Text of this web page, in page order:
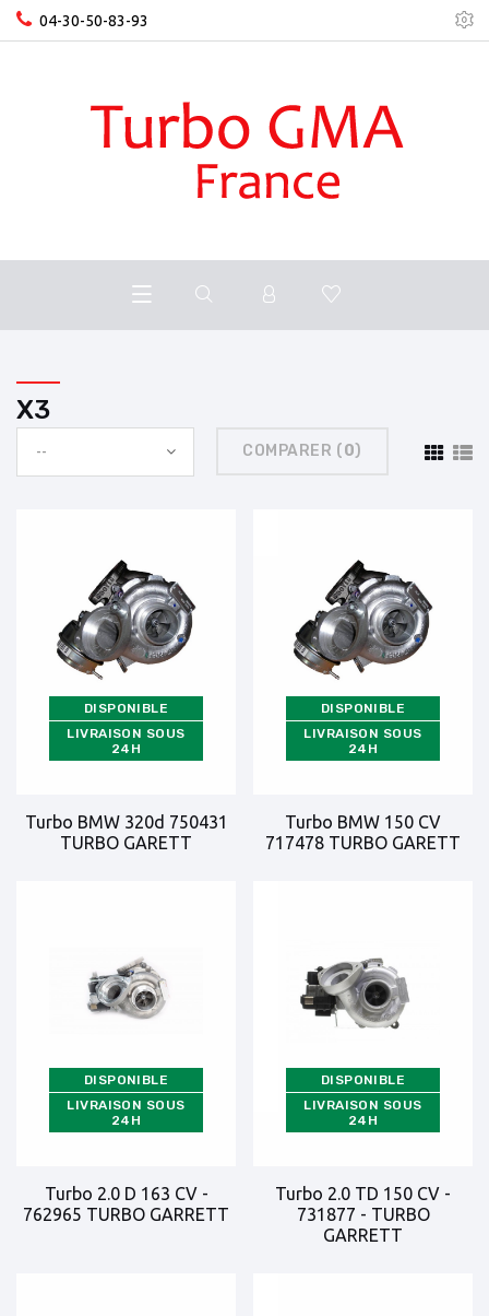
04-30-50-83-93
X3
-- COMPARER (0)
DISPONIBLE
LIVRAISON SOUS
24H
Turbo BMW 320d 750431
TURBO GARETT
DISPONIBLE
LIVRAISON SOUS
24H
Turbo BMW 150 CV
717478 TURBO GARETT
DISPONIBLE
LIVRAISON SOUS
24H
Turbo 2.0 D 163 CV -
762965 TURBO GARRETT
DISPONIBLE
LIVRAISON SOUS
24H
Turbo 2.0 TD 150 CV -
731877 - TURBO
GARRETT